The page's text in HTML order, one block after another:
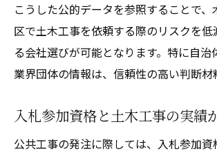
こうした公的データを参照することで、
区で土木工事を依頼する際のリスクを低
る会社選びが可能となります。特に自治
業界団体の情報は、信頼性の高い判断材
入札参加資格と土木工事の実績
公共工事の発注に際しては、入札参加